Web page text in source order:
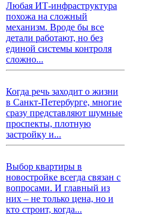
Любая ИТ-инфраструктура
похожа на сложный
механизм. Вроде бы все
детали работают, но без
единой системы контроля
сложно...
Когда речь заходит о жизни
в Санкт-Петербурге, многие
сразу представляют шумные
проспекты, плотную
застройку и...
Выбор квартиры в
новостройке всегда связан с
вопросами. И главный из
них – не только цена, но и
кто строит, когда...